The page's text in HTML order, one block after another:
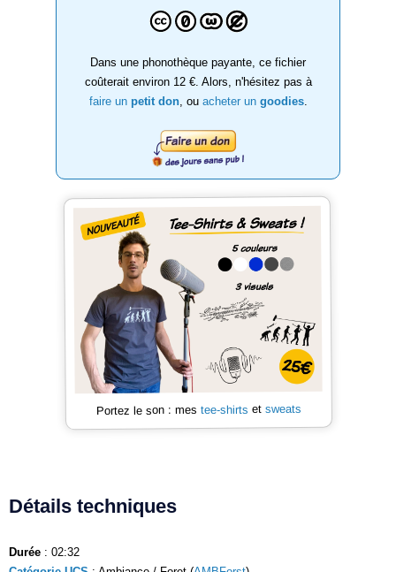
Dans une phonothèque payante, ce fichier
coûterait environ 12 €. Alors, n'hésitez pas à
faire un petit don, ou acheter un goodies.
Portez le son : mes tee-shirts et sweats
Détails techniques
Durée : 02:32